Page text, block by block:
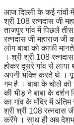
आज दिल्ली के कई गांवों
श्री 108 रत्नदास जी
ताजपुर गांव में पिछले
रत्नदास जी महाराज जी
लोग बाबा को काफी
। श्री श्री 108
होकर दूसरे गांव से लाया
अपनी भक्ति करते थे ।
गम है । बाबा के चोले को
की भीड़ ने बाबा के दर्शन
का गांव के मंदिर में
श्री श्री 108 रत्नदास
करेंगे । साथ ही अब